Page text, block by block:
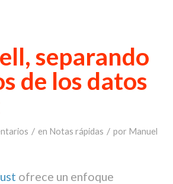
separando
de los datos
/ en Notas rápidas / por Manuel
ofrece un enfoque